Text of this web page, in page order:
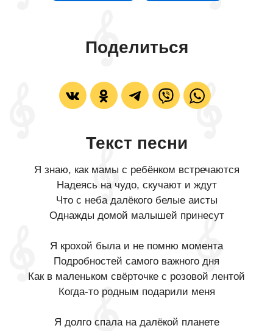
Поделиться
Текст песни
Я знаю, как мамы с ребёнком встречаются
Надеясь на чудо, скучают и ждут
Что с неба далёкого белые аисты
Однажды домой малышей принесут
Я крохой была и не помню момента
Подробностей самого важного дня
Как в маленьком свёрточке с розовой лентой
Когда-то родным подарили меня
Я долго спала на далёкой планете